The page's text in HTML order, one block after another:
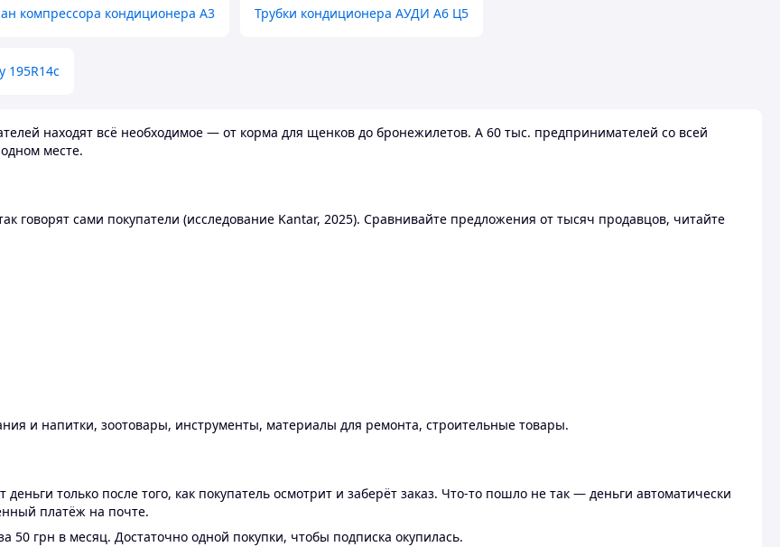
компрессора кондиционера А3 Трубки кондиционера АУДИ А6 Ц5
195R14c
находят всё необходимое — от корма для щенков до бронежилетов. А 60 тыс. предпринимателей со всей
месте.
говорят сами покупатели (исследование Kantar, 2025). Сравнивайте предложения от тысяч продавцов, читайте
и напитки, зоотовары, инструменты, материалы для ремонта, строительные товары.
только после того, как покупатель осмотрит и заберёт заказ. Что-то пошло не так — деньги автоматически
платёж на почте.
50 грн в месяц. Достаточно одной покупки, чтобы подписка окупилась.